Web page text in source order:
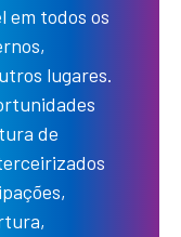
em todos os
lugares.
de